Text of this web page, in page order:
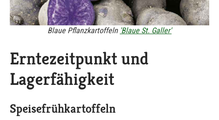
Blaue Pflanzkartoffeln 'Blaue St. Galler'
Erntezeitpunkt und
Lagerfähigkeit
Speisefrühkartoffeln